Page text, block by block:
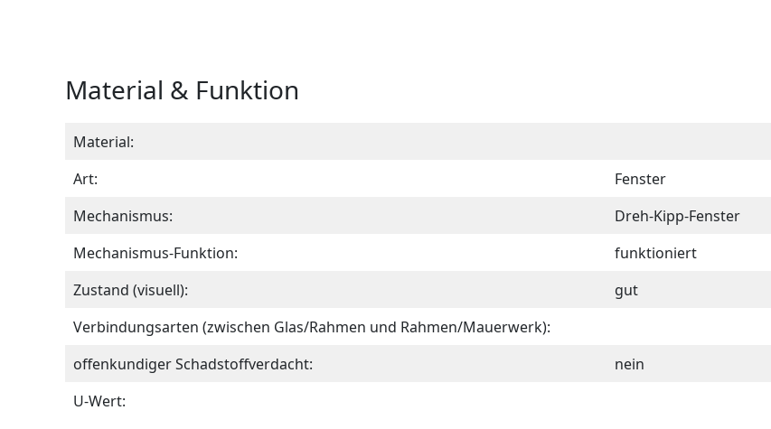
Material & Funktion
Material:
Art:
Fenster
Mechanismus:
Dreh-Kipp-Fenster
Mechanismus-Funktion:
funktioniert
Zustand (visuell):
gut
Verbindungsarten (zwischen Glas/Rahmen und Rahmen/Mauerwerk):
offenkundiger Schadstoffverdacht:
nein
U-Wert: